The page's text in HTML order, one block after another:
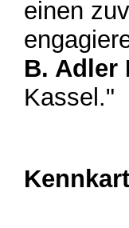
einen
B. Adler